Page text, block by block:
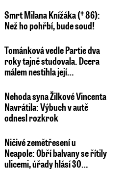
Smrt Milana Knížáka († 86):
Než ho pohřbí, bude soud!
Tománková vedle Partie dva
roky tajně studovala. Dcera
málem nestihla její…
Nehoda syna Žilkové Vincenta
Navrátila: Výbuch v autě
odnesl rozkrok
Ničivé zemětřesení u
Neapole: Obří balvany se řítily
ulicemi, úřady hlásí 30…